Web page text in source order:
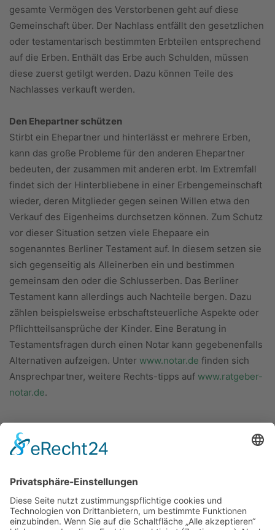
gesamte Vermögen des Verstorbenen geht auf diese
Gemeinschaft über. Der Nachlass entfällt den gesetzlichen
oder testamentarisch bestimmten Erbteilen entsprechend
auf die Erben. Enthält das Erbe auch Schulden, müssen
diese zuerst getilgt werden. Dazu können Teile des
Nachlasses verkauft werden.
Den Ehepartner schützen
Stirbt ein Ehepartner und hinterlässt er mehrere Erben,
kann das große Probleme für den anderen Ehepartner
bedeuten, der zusammen mit anderen erbt. Im Extremfall
findet sich der Hinterbliebene in einer Erbengemeinschaft
wieder, deren Mitglieder gegen seinen Willen etwa den
Verkauf des Eigenheims durchsetzen können. Zum Schutz
vor dieser Situation setzen viele Ehepaare ein
sogenanntes Berliner Testament auf. In diesem setzen sie
sich gegenseitig als Alleinerben ein und bestimmen
gemeinsam den oder die Schlusserben. Das Berliner
Testament kann allerdings auch Nachteile bergen. Dazu
zählen beispielsweise erbschaftsteuerliche Aspekte oder
Pflichtteilsansprüche der Kinder. Eine Beratung in
Testamentsfragen durch einen Notar kann gegebenenfalls
Alternativen aufzeigen. Unter www.notar.de finden sich
Ansprechpartner, weitere Rechts-tipps auf www.ratgeber-
notar.de.